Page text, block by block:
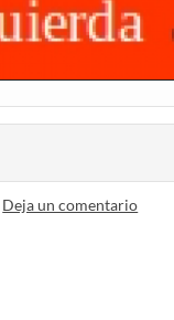
Deja un comentario